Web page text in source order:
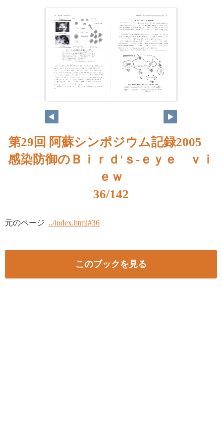
第29回 阿蘇シンポジウム記録2005
感染防御のＢｉｒｄ'ｓ-ｅｙｅ ｖｉ
ｅｗ
36/142
元のページ ../index.html#36
このブックを見る